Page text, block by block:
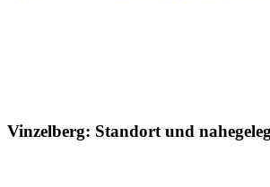
Vinzelberg: Standort und